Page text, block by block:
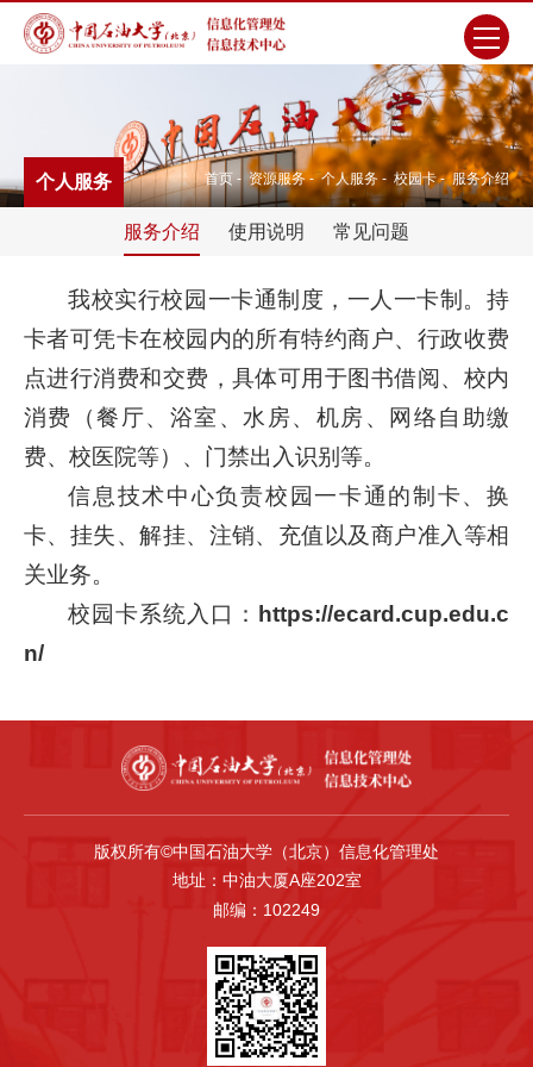
首页 - 资源服务 - 个人服务 - 校园卡 - 服务介绍
个人服务
服务介绍 使用说明 常见问题
我校实行校园一卡通制度，一人一卡制。持
卡者可凭卡在校园内的所有特约商户、行政收费
点进行消费和交费，具体可用于图书借阅、校内
消费（餐厅、浴室、水房、机房、网络自助缴
费、校医院等）、门禁出入识别等。
信息技术中心负责校园一卡通的制卡、换
卡、挂失、解挂、注销、充值以及商户准入等相
关业务。
校园卡系统入口： https://ecard.cup.edu.c
n/
版权所有©中国石油大学（北京）信息化管理处
地址：中油大厦A座202室
邮编：102249